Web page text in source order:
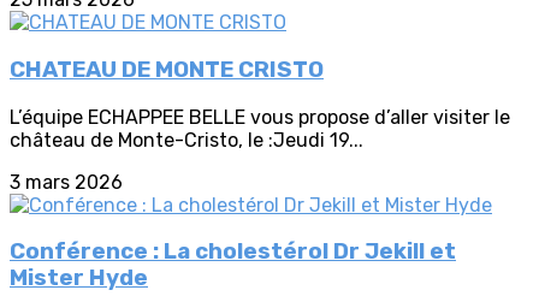
CHATEAU DE MONTE CRISTO
L’équipe ECHAPPEE BELLE vous propose d’aller visiter le
château de Monte-Cristo, le :Jeudi 19...
3 mars 2026
Conférence : La cholestérol Dr Jekill et
Mister Hyde